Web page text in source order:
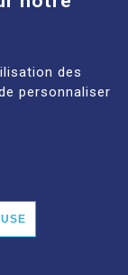
des
personnaliser